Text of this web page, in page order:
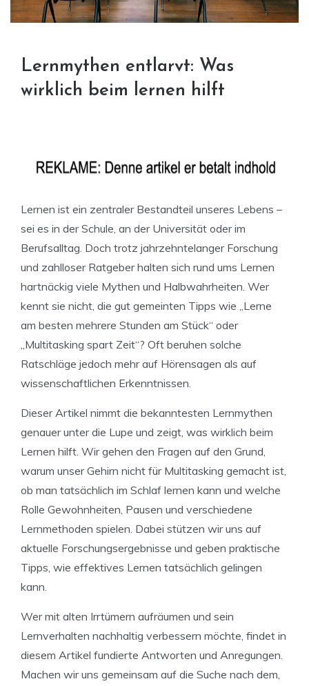
Lernmythen entlarvt: Was
wirklich beim lernen hilft
Lernen ist ein zentraler Bestandteil unseres Lebens –
sei es in der Schule, an der Universität oder im
Berufsalltag. Doch trotz jahrzehntelanger Forschung
und zahlloser Ratgeber halten sich rund ums Lernen
hartnäckig viele Mythen und Halbwahrheiten. Wer
kennt sie nicht, die gut gemeinten Tipps wie „Lerne
am besten mehrere Stunden am Stück“ oder
„Multitasking spart Zeit“? Oft beruhen solche
Ratschläge jedoch mehr auf Hörensagen als auf
wissenschaftlichen Erkenntnissen.
Dieser Artikel nimmt die bekanntesten Lernmythen
genauer unter die Lupe und zeigt, was wirklich beim
Lernen hilft. Wir gehen den Fragen auf den Grund,
warum unser Gehirn nicht für Multitasking gemacht ist,
ob man tatsächlich im Schlaf lernen kann und welche
Rolle Gewohnheiten, Pausen und verschiedene
Lernmethoden spielen. Dabei stützen wir uns auf
aktuelle Forschungsergebnisse und geben praktische
Tipps, wie effektives Lernen tatsächlich gelingen
kann.
Wer mit alten Irrtümern aufräumen und sein
Lernverhalten nachhaltig verbessern möchte, findet in
diesem Artikel fundierte Antworten und Anregungen.
Machen wir uns gemeinsam auf die Suche nach dem,